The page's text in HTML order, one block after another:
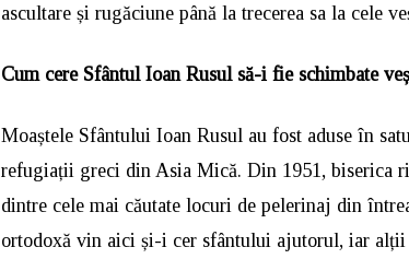
ascultare și rugăciune până la trecerea sa la cele
Cum cere Sfântul Ioan Rusul să-i fie schimbate
Moaștele Sfântului Ioan Rusul au fost aduse în
refugiații greci din Asia Mică. Din 1951, biserica
dintre cele mai căutate locuri de pelerinaj din
ortodoxă vin aici și-i cer sfântului ajutorul, iar